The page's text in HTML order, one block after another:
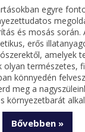
egyre
és mosás során.
erős
amelyek
olyan természetes,
könnyedén
meg a
környezetbarát
Bővebben »